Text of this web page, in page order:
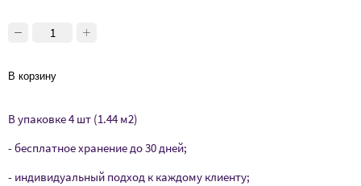
В корзину
В упаковке 4 шт (1.44 м2)
- бесплатное хранение до 30 дней;
- индивидуальный подход к каждому клиенту;